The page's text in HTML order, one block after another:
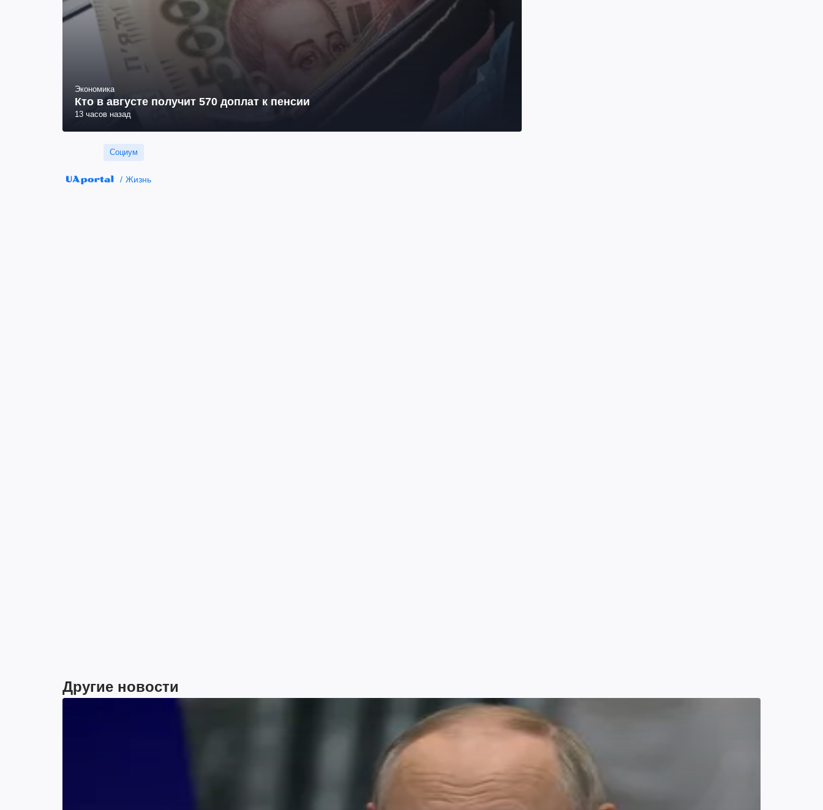
Экономика
Кто в августе получит 570 доплат к пенсии
13 часов назад
Социум
Жизнь
Другие новости